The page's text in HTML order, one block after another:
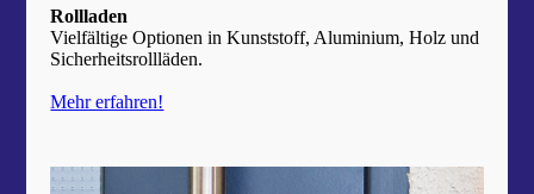
Rollladen
Vielfältige Optionen in Kunststoff, Aluminium, Holz und
Sicherheitsrollläden.
Mehr erfahren!